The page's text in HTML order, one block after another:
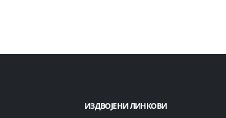
ИЗДВОЈЕНИ ЛИНКОВИ